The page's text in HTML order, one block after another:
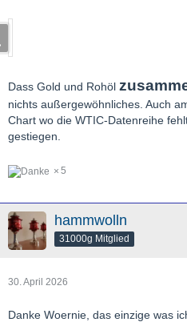
Dass Gold und Rohöl
nichts außergewöhnliches. Auch
Chart wo die WTIC-Datenreihe
gestiegen.
5
hammwolln
31000g Mitglied
30. April 2026
Danke Woernie, das einzige was